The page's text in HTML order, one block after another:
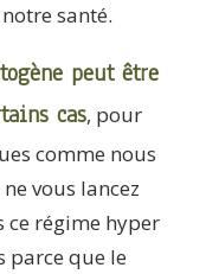
santé.
peut être
cas, pour
comme nous
vous lancez
régime hyper
que le